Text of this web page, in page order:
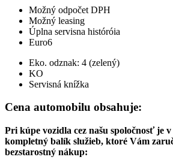
Možný odpočet DPH
Možný leasing
Úplna servisna históróia
Euro6
Eko. odznak: 4 (zelený)
KO
Servisná knížka
Cena automobilu obsahuje:
Pri kúpe vozidla cez našu spoločnosť je
kompletný balík služieb, ktoré Vám
bezstarostný nákup: